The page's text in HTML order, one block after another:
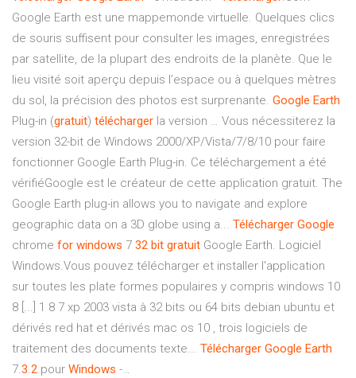
Google Earth est une mappemonde virtuelle. Quelques clics
de souris suffisent pour consulter les images, enregistrées
par satellite, de la plupart des endroits de la planète. Que le
lieu visité soit aperçu depuis l’espace ou à quelques mètres
du sol, la précision des photos est surprenante. Google Earth
Plug-in (gratuit) télécharger la version … Vous nécessiterez la
version 32-bit de Windows 2000/XP/Vista/7/8/10 pour faire
fonctionner Google Earth Plug-in. Ce téléchargement a été
vérifiéGoogle est le créateur de cette application gratuit. The
Google Earth plug-in allows you to navigate and explore
geographic data on a 3D globe using a... Télécharger Google
chrome for windows 7 32 bit gratuit Google Earth. Logiciel
Windows.Vous pouvez télécharger et installer l'application
sur toutes les plate formes populaires y compris windows 10
8 [...] 1 8 7 xp 2003 vista à 32 bits ou 64 bits debian ubuntu et
dérivés red hat et dérivés mac os 10 , trois logiciels de
traitement des documents texte... Télécharger Google Earth
7.3.2 pour Windows -…